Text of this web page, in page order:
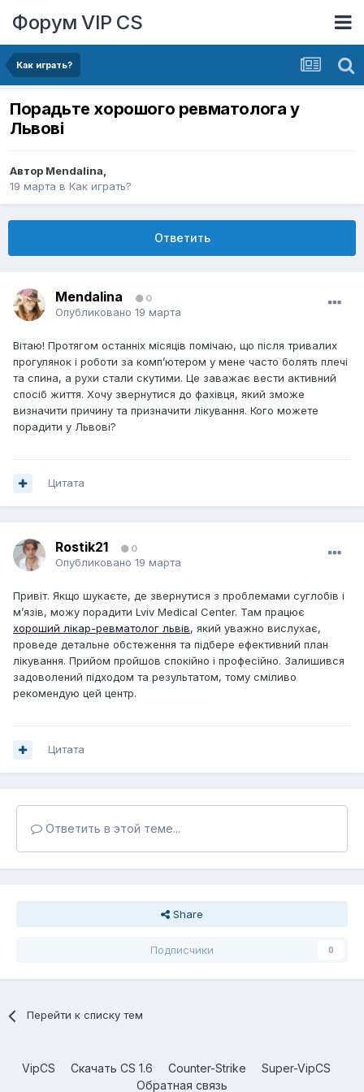
Форум VIP CS
Как играть?
Порадьте хорошого ревматолога у
Львові
Автор Mendalina,
19 марта в Как играть?
Ответить
Mendalina 0
Опубликовано 19 марта
Вітаю! Протягом останніх місяців помічаю, що після тривалих
прогулянок і роботи за комп’ютером у мене часто болять плечі
та спина, а рухи стали скутими. Це заважає вести активний
спосіб життя. Хочу звернутися до фахівця, який зможе
визначити причину та призначити лікування. Кого можете
порадити у Львові?
Цитата
Rostik21 0
Опубликовано 19 марта
Привіт. Якщо шукаєте, де звернутися з проблемами суглобів і
м’язів, можу порадити Lviv Medical Center. Там працює
хороший лікар-ревматолог львів, який уважно вислухає,
проведе детальне обстеження та підбере ефективний план
лікування. Прийом пройшов спокійно і професійно. Залишився
задоволений підходом та результатом, тому сміливо
рекомендую цей центр.
Цитата
Ответить в этой теме...
Share
Подписчики 0
Перейти к списку тем
VipCS Скачать CS 1.6 Counter-Strike
Super-VipCS
Обратная связь